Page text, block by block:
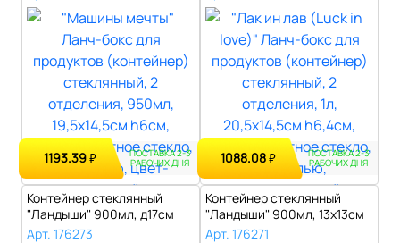
1193.39₽ ПОСТАВКА 2-3
РАБОЧИХ ДНЯ 1088.08₽ ПОСТАВКА 2-3
РАБОЧИХ ДНЯ
Контейнер стеклянный
"Ландыши" 900мл, д17см
h6,6см, бор..
Арт. 176273
Контейнер стеклянный
"Ландыши" 900мл, 13х13см
h10,5см, ..
Арт. 176271